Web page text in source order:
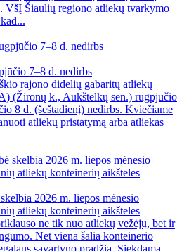
VšĮ Šiaulių regiono atliekų tvarkymo
7–8 d. nedirbs
rajono didelių gabaritų atliekų
(Žironų k., Aukštelkų sen.) rugpjūčio
8 d. (šeštadienį) nedirbs. Kviečiame
atliekų pristatymą arba atliekas
2026 m. liepos mėnesio
atliekų konteinerių aikšteles
ne tik nuo atliekų vežėjų, bet ir
Net viena šalia konteinerio
sąvartyno pradžia. Siekdama